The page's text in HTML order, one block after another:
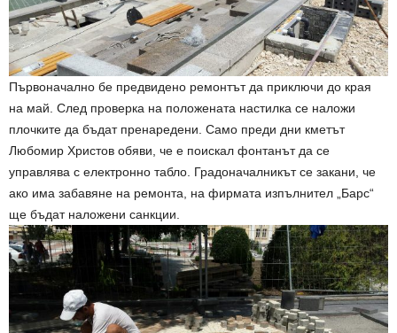
Първоначално бе предвидено ремонтът да приключи до края
на май. След проверка на положената настилка се наложи
плочките да бъдат пренаредени. Само преди дни кметът
Любомир Христов обяви, че е поискал фонтанът да се
управлява с електронно табло. Градоначалникът се закани, че
ако има забавяне на ремонта, на фирмата изпълнител „Барс“
ще бъдат наложени санкции.